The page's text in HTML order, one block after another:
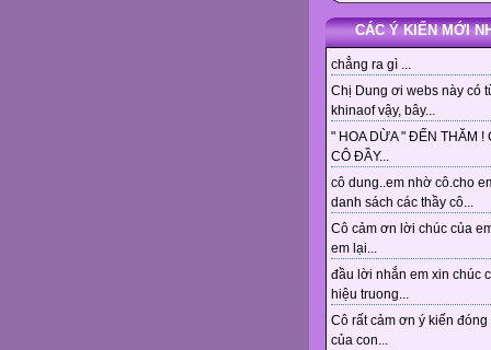
CÁC Ý KIẾN MỚI
chẳng ra gì ...
Chị Dung ơi webs này có
khinaof vậy, bây...
" HOA DỪA " ĐẾN THĂM !
CÔ ĐẦY...
cô dung..em nhờ cô.cho
danh sách các thầy cô...
Cô cảm ơn lời chúc của
em lại...
đầu lời nhắn em xin chúc
hiệu truong...
Cô rất cảm ơn ý kiến đóng
của con...